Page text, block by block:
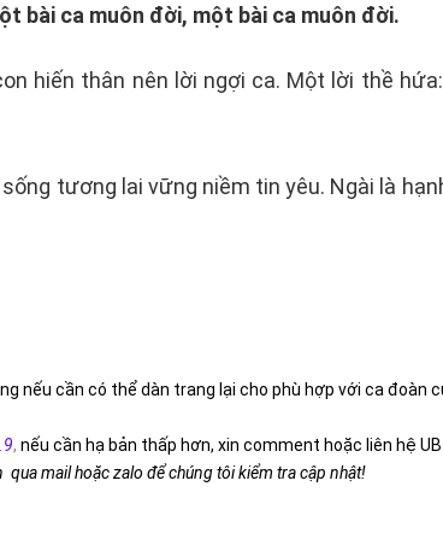
bài ca muôn đời, một bài ca muôn đời.
hiến thân nên lời ngợi ca. Một lời thề
tương lai vững niềm tin yêu. Ngài là
nếu cần có thể dàn trang lại cho phù hợp với ca đoàn
, nếu cần hạ bản thấp hơn, xin comment hoặc liên hệ
mail hoặc zalo để chúng tôi kiểm tra cập nhật!